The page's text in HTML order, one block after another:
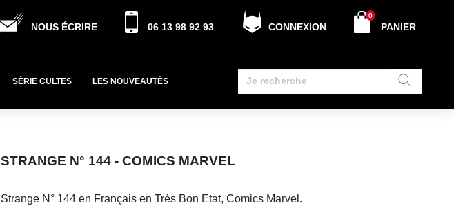
NOUS ÉCRIRE 06 13 98 92 93 CONNEXION PANIER
0
SÉRIE CULTES LES NOUVEAUTÉS
STRANGE N° 144 - COMICS MARVEL
Strange N° 144 en Français en Très Bon Etat, Comics Marvel.